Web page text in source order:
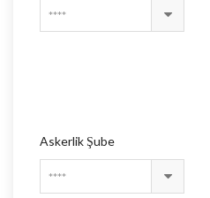
****
Askerlik Şube
****